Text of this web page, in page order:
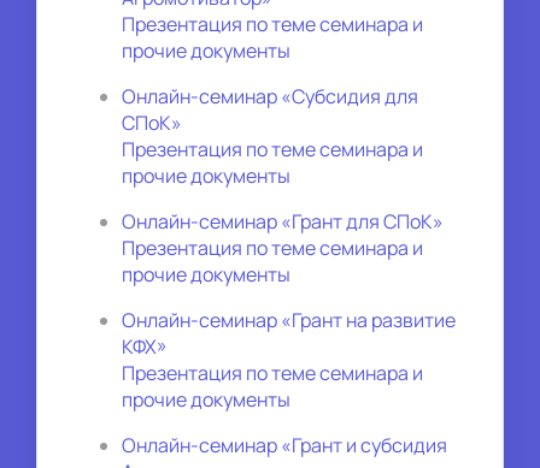
Презентация по теме семинара и
прочие документы
Онлайн-семинар «Субсидия для
СПоК»
Презентация по теме семинара и
прочие документы
Онлайн-семинар «Грант для СПоК»
Презентация по теме семинара и
прочие документы
Онлайн-семинар «Грант на развитие
КФХ»
Презентация по теме семинара и
прочие документы
Онлайн-семинар «Грант и субсидия